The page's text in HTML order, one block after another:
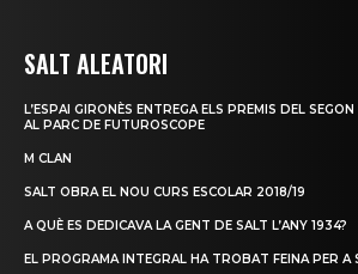
SALT ALEATORI
L’ESPAI GIRONÈS ENTREGA ELS PREMIS DEL
AL PARC DE FUTUROSCOPE
M CLAN
SALT OBRA EL NOU CURS ESCOLAR 2018/19
A QUÈ ES DEDICAVA LA GENT DE SALT L’ANY 1934?
EL PROGRAMA INTEGRAL HA TROBAT FEINA PER A